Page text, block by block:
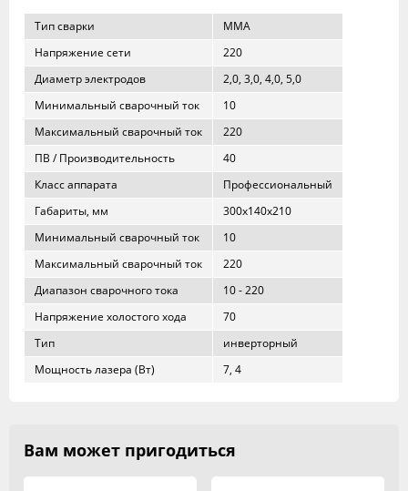
Тип сварки
MMA
Напряжение сети
220
Диаметр электродов
2,0, 3,0, 4,0, 5,0
Минимальный сварочный ток
10
Максимальный сварочный ток
220
ПВ / Производительность
40
Класс аппарата
Профессиональный
Габариты, мм
300x140x210
Минимальный сварочный ток
10
Максимальный сварочный ток
220
Диапазон сварочного тока
10 - 220
Напряжение холостого хода
70
Тип
инверторный
Мощность лазера (Вт)
7, 4
Вам может пригодиться